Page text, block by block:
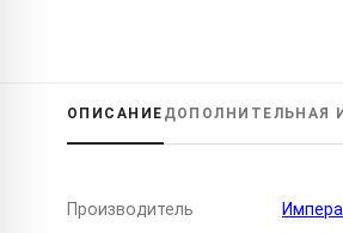
ОПИСАНИЕ ДОПОЛНИТЕЛЬНАЯ
Производитель